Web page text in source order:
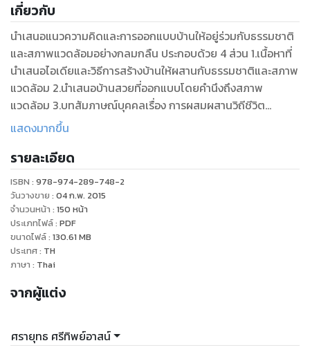
เกี่ยวกับ
นำเสนอแนวความคิดและการออกแบบบ้านให้อยู่ร่วมกับธรรมชาติ
และสภาพแวดล้อมอย่างกลมกลืน ประกอบด้วย 4 ส่วน 1.เนื้อหาที่
นำเสนอไอเดียและวิธีการสร้างบ้านให้ผสานกับธรรมชาติและสภาพ
แวดล้อม 2.นำเสนอบ้านสวยที่ออกแบบโดยคำนึงถึงสภาพ
แวดล้อม 3.บทสัมภาษณ์บุคคลเรื่อง การผสมผสานวิถีชีวิต
ธรรมชาติและสถาปัตยกรรม ในมุมมองที่หลากหลาย 4.อัพเดต
แวดล้อม เพื่อให้เห็นไอเดียหลากหลายรูปแบบ
แสดงมากขึ้น
รายละเอียด
ISBN : 978-974-289-748-2
วันวางขาย : 04 ก.พ. 2015
จำนวนหน้า : 150 หน้า
ประเภทไฟล์: PDF
ขนาดไฟล์: 130.61 MB
ประเทศ: TH
ภาษา : Thai
จากผู้แต่ง
ศรายุทธ ศรีทิพย์อาสน์